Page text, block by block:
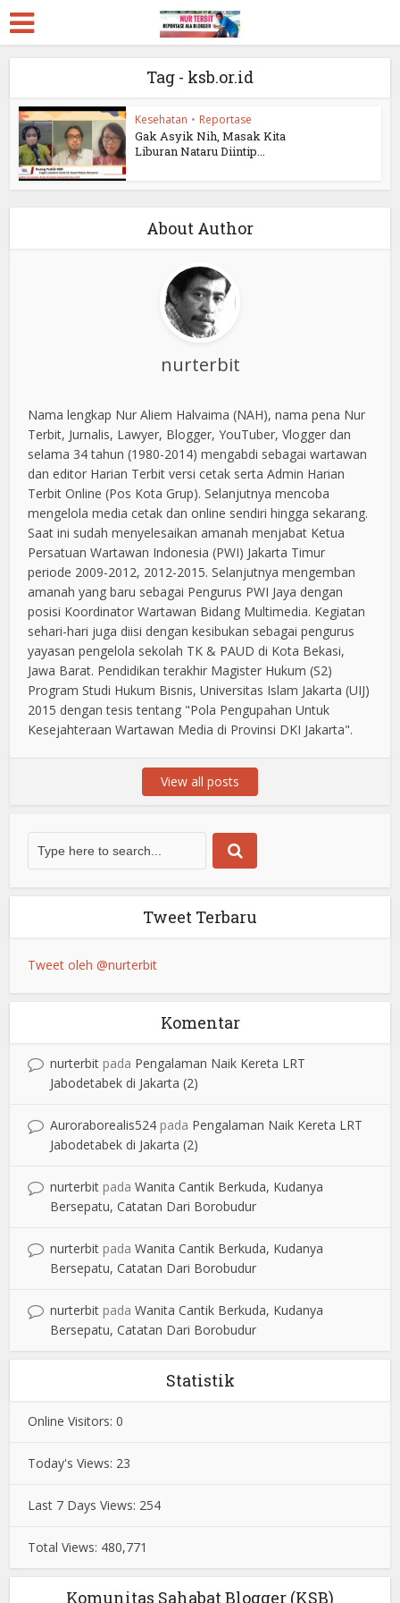
Tag - ksb.or.id
Kesehatan • Reportase
Gak Asyik Nih, Masak Kita
Liburan Nataru Diintip...
About Author
nurterbit
Nama lengkap Nur Aliem Halvaima (NAH), nama pena Nur
Terbit, Jurnalis, Lawyer, Blogger, YouTuber, Vlogger dan
selama 34 tahun (1980-2014) mengabdi sebagai wartawan
dan editor Harian Terbit versi cetak serta Admin Harian
Terbit Online (Pos Kota Grup). Selanjutnya mencoba
mengelola media cetak dan online sendiri hingga sekarang.
Saat ini sudah menyelesaikan amanah menjabat Ketua
Persatuan Wartawan Indonesia (PWI) Jakarta Timur
periode 2009-2012, 2012-2015. Selanjutnya mengemban
amanah yang baru sebagai Pengurus PWI Jaya dengan
posisi Koordinator Wartawan Bidang Multimedia. Kegiatan
sehari-hari juga diisi dengan kesibukan sebagai pengurus
yayasan pengelola sekolah TK & PAUD di Kota Bekasi,
Jawa Barat. Pendidikan terakhir Magister Hukum (S2)
Program Studi Hukum Bisnis, Universitas Islam Jakarta (UIJ)
2015 dengan tesis tentang "Pola Pengupahan Untuk
Kesejahteraan Wartawan Media di Provinsi DKI Jakarta".
View all posts
Tweet Terbaru
Tweet oleh @nurterbit
Komentar
nurterbit pada Pengalaman Naik Kereta LRT
Jabodetabek di Jakarta (2)
Auroraborealis524 pada Pengalaman Naik Kereta LRT
Jabodetabek di Jakarta (2)
nurterbit padaWanita Cantik Berkuda, Kudanya
Bersepatu, Catatan Dari Borobudur
nurterbit padaWanita Cantik Berkuda, Kudanya
Bersepatu, Catatan Dari Borobudur
nurterbit padaWanita Cantik Berkuda, Kudanya
Bersepatu, Catatan Dari Borobudur
Statistik
Online Visitors:0
Today's Views: 23
Last 7 Days Views: 254
Total Views: 480,771
Komunitas Sahabat Blogger (KSB)